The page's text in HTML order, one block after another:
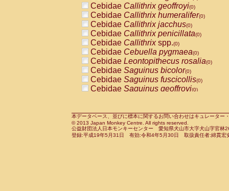
PitheciidaeCallicebusspp.(0)
PitheciidaeChiropotes satanas(0)
PitheciidaePithecia monachus
PitheciidaePithecia pithecia(0)
CercopithecidaeCercocebus agilis
CercopithecidaeCercocebus
CercopithecidaeCercocebus
CercopithecidaeCercocebus
CercopithecidaeCercocebus
CercopithecidaeCercocebushybrid
CercopithecidaePapio anubis(0)
CercopithecidaePapio cynocephalus
CercopithecidaePapio hamadryas(0)
Cebidae Callithrix geoffroyi(0)
Cebidae Callithrix humeralifer(0)
Cebidae Callithrix jacchus(0)
Cebidae Callithrix penicillata(0)
Cebidae Callithrixspp.(0)
Cebidae Cebuella pygmaea(0)
Cebidae Leontopithecus rosalia(0)
Cebidae Saguinus bicolor(0)
Cebidae Saguinus fuscicollis(0)
Cebidae Saguinus geoffroyi(0)
CebidaeSaguinus leucopus(0)
CebidaeSaguinus midas(0)
Cebidae Saguinus mystax(0)
本データベース、並びに標本に関するお問い合わせはキュレータ
© 2013 Japan Monkey Centre. All rights reserved.
公益財団法人日本モンキーセンター 愛知県犬山市大字犬山字官
登録:平成19年5月31日 有効:令和4年5月30日 取扱責任者:綿貫宏